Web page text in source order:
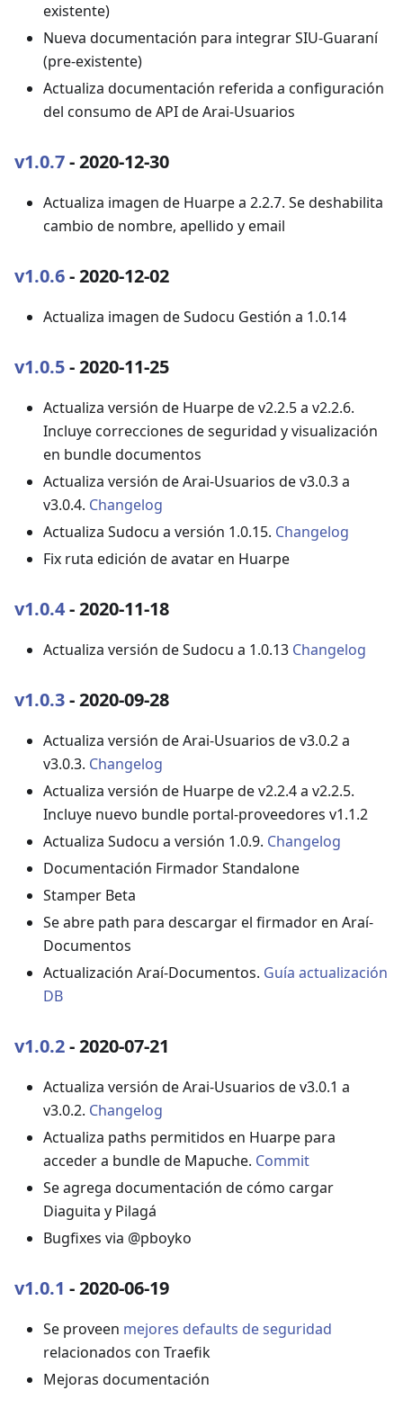
existente)
Nueva documentación para integrar SIU-Guaraní
(pre-existente)
Actualiza documentación referida a configuración
del consumo de API de Arai-Usuarios
v1.0.7- 2020-12-30
Actualiza imagen de Huarpe a 2.2.7. Se deshabilita
cambio de nombre, apellido y email
v1.0.6- 2020-12-02
Actualiza imagen de Sudocu Gestión a 1.0.14
v1.0.5- 2020-11-25
Actualiza versión de Huarpe de v2.2.5 a v2.2.6.
Incluye correcciones de seguridad y visualización
en bundle documentos
Actualiza versión de Arai-Usuarios de v3.0.3 a
v3.0.4. Changelog
Actualiza Sudocu a versión 1.0.15. Changelog
Fix ruta edición de avatar en Huarpe
v1.0.4- 2020-11-18
Actualiza versión de Sudocu a 1.0.13 Changelog
v1.0.3- 2020-09-28
Actualiza versión de Arai-Usuarios de v3.0.2 a
v3.0.3. Changelog
Actualiza versión de Huarpe de v2.2.4 a v2.2.5.
Incluye nuevo bundle portal-proveedores v1.1.2
Actualiza Sudocu a versión 1.0.9. Changelog
Documentación Firmador Standalone
Stamper Beta
Se abre path para descargar el firmador en Araí-
Documentos
Actualización Araí-Documentos. Guía actualización
DB
v1.0.2- 2020-07-21
Actualiza versión de Arai-Usuarios de v3.0.1 a
v3.0.2. Changelog
Actualiza paths permitidos en Huarpe para
acceder a bundle de Mapuche. Commit
Se agrega documentación de cómo cargar
Diaguita y Pilagá
Bugfixes via @pboyko
v1.0.1 - 2020-06-19
Se proveen mejores defaults de seguridad
relacionados con Traefik
Mejoras documentación